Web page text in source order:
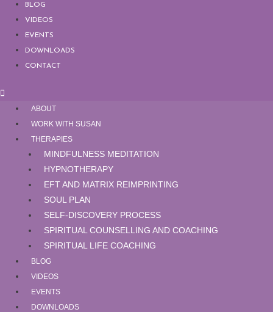
BLOG
VIDEOS
EVENTS
DOWNLOADS
CONTACT
ABOUT
WORK WITH SUSAN
THERAPIES
MINDFULNESS MEDITATION
HYPNOTHERAPY
EFT AND MATRIX REIMPRINTING
SOUL PLAN
SELF-DISCOVERY PROCESS
SPIRITUAL COUNSELLING AND COACHING
SPIRITUAL LIFE COACHING
BLOG
VIDEOS
EVENTS
DOWNLOADS